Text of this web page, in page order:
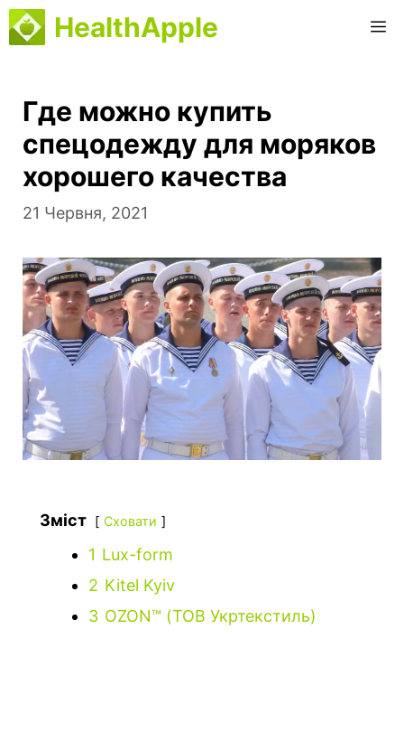
Перейти
до
HealthApple
Где можно купить
спецодежду для моряков
хорошего качества
21 Червня, 2021
Зміст Сховати
1 Lux-form
2 Kitel Kyiv
3 OZON™ (ТОВ Укртекстиль)